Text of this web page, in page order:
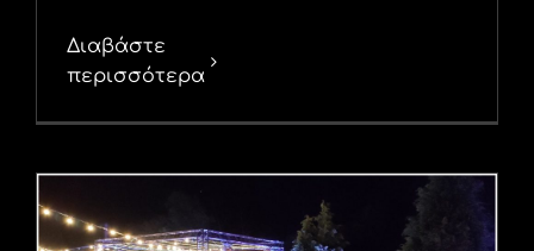
Διαβάστε
περισσότερα